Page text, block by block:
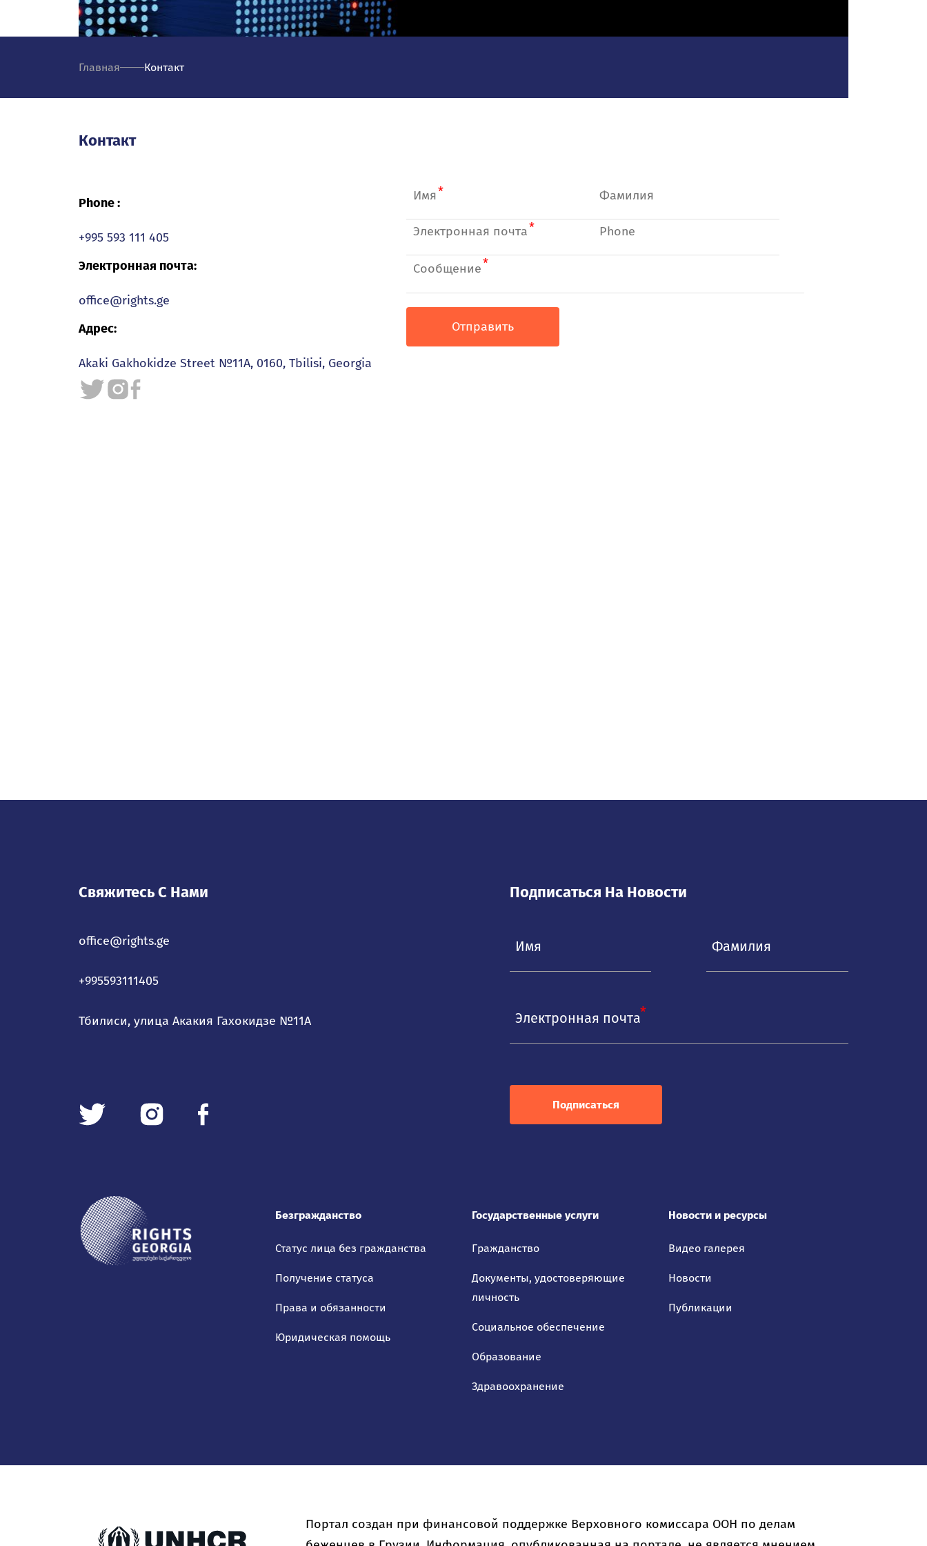
Главная Контакт
Контакт
Phone :
+995 593 111 405
Электронная почта:
office@rights.ge
Адрес:
Akaki Gakhokidze Street №11A, 0160, Tbilisi, Georgia
Имя
Электронная почта
Сообщение
Отправить
Свяжитесь С Нами
office@rights.ge
+995593111405
Тбилиси, улица Акакия Гахокидзе №11А
Подписаться На Новости
Электронная почта
Подписаться
Безгражданство
Статус лица без гражданства
Получение статуса
Права и обязанности
Юридическая помощь
Государственные услуги
Гражданство
Документы, удостоверяющие
личность
Социальное обеспечение
Образование
Здравоохранение
Новости и ресурсы
Видео галерея
Новости
Публикации
Портал создан при финансовой поддержке Верховного комиссара ООН по делам